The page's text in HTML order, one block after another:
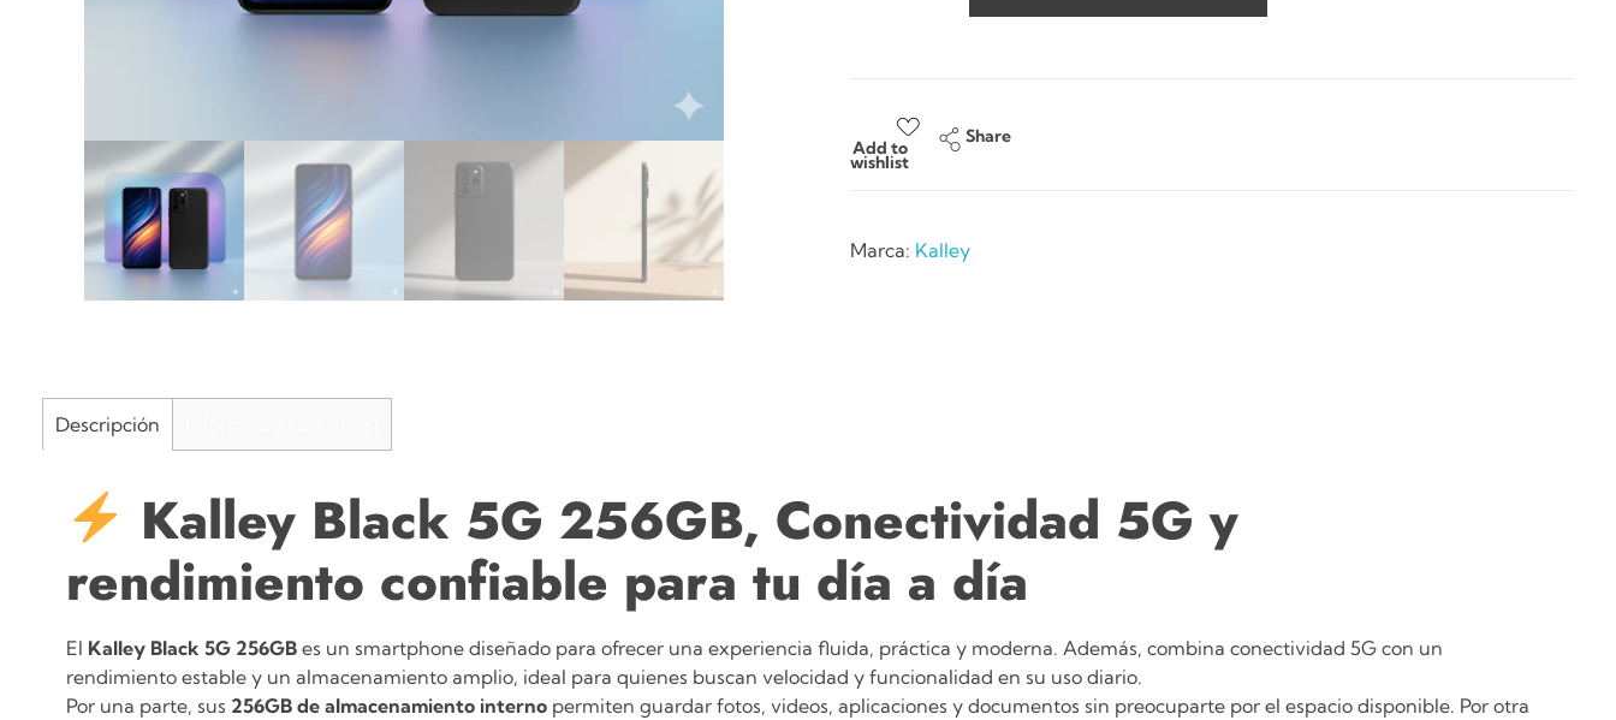
Add to
wishlist
Share
Marca: Kalley
Descripción
Kalley Black 5G 256GB, Conectividad 5G y
rendimiento confiable para tu día a día
El Kalley Black 5G 256GB es un smartphone diseñado para ofrecer una experiencia fluida, práctica y moderna. Además, combina conectividad 5G con un
rendimiento estable y un almacenamiento amplio, ideal para quienes buscan velocidad y funcionalidad en su uso diario.
Por una parte, sus 256GB de almacenamiento interno permiten guardar fotos, videos, aplicaciones y documentos sin preocuparte por el espacio disponible. Por otra